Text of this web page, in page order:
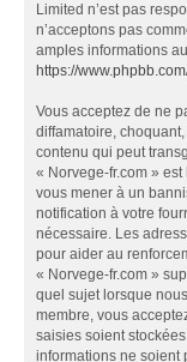
Limited n’est pas
n’acceptons pas
amples informations
https://
Vous acceptez de ne
diffamatoire,
contenu qui peut
« Norvege-fr.com »
vous mener à un
notification à votre
nécessaire. Les
pour aider au
« Norvege-fr.com »
quel sujet lorsque
membre, vous
saisies soient
informations ne soient